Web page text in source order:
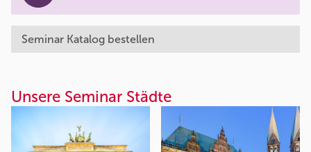
Seminar Katalog bestellen
Unsere Seminar Städte